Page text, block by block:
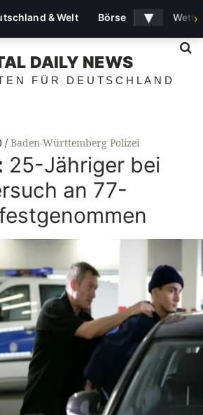
DAILY NEWS
FÜR DEUTSCHLAND
Baden-Württemberg Polizei
25-Jähriger bei
an 77-
& Welt Börse ▾ ›